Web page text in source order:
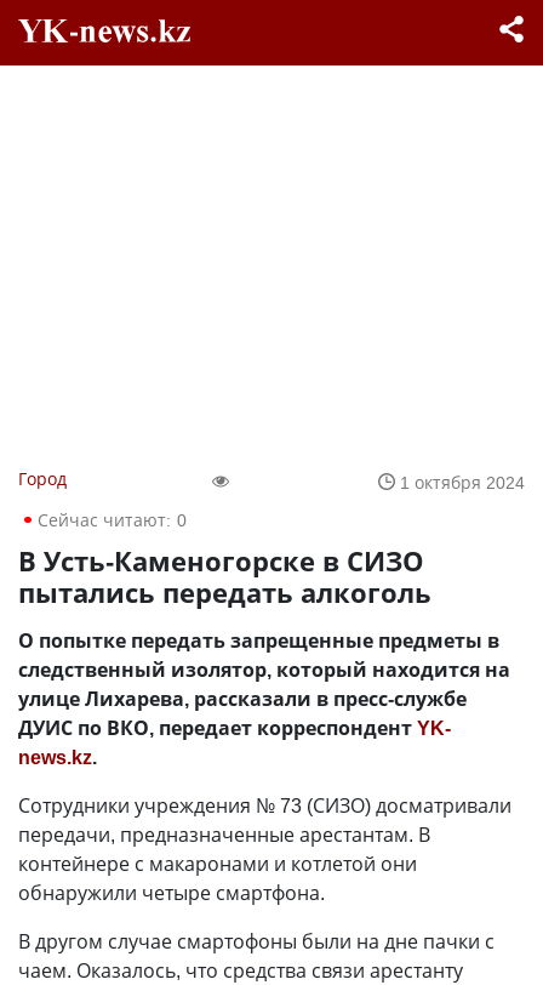
Город
1 октября 2024
Сейчас читают: 0
В Усть-Каменогорске в СИЗО
пытались передать алкоголь
О попытке передать запрещенные предметы в
следственный изолятор, который находится на
улице Лихарева, рассказали в пресс-службе
ДУИС по ВКО, передает корреспондентYK-
news.kz.
Сотрудники учреждения № 73 (СИЗО) досматривали
передачи, предназначенные арестантам. В
контейнере с макаронами и котлетой они
обнаружили четыре смартфона.
В другом случае смартофоны были на дне пачки с
чаем. Оказалось, что средства связи арестанту